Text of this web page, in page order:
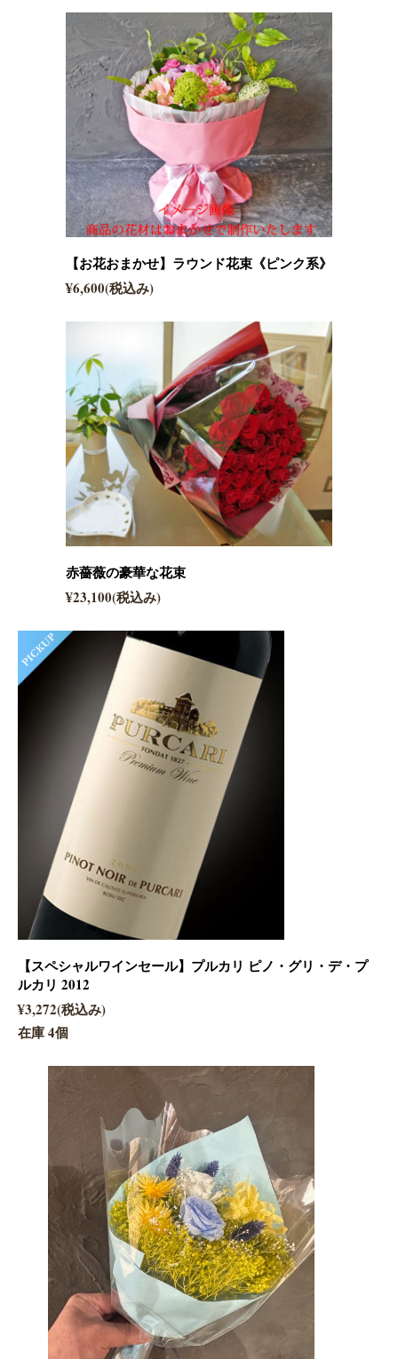
【お花おまかせ】ラウンド花束《ピンク系》
¥6,600(税込み)
赤薔薇の豪華な花束
¥23,100(税込み)
【スペシャルワインセール】プルカリ ピノ・グリ・デ・プ
ルカリ 2012
¥3,272(税込み)
在庫 4個